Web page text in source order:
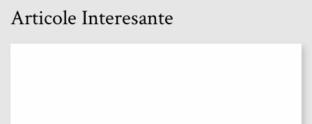
Articole Interesante